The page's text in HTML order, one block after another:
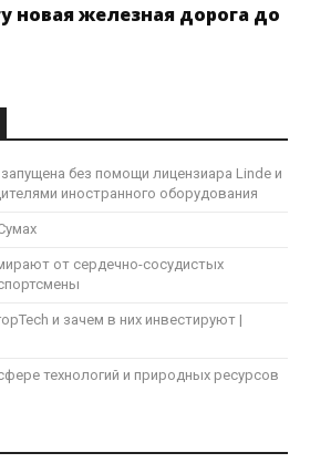
новая железная дорога до
без помощи лицензиара Linde и
иностранного оборудования
от сердечно-сосудистых
и зачем в них инвестируют |
технологий и природных ресурсов